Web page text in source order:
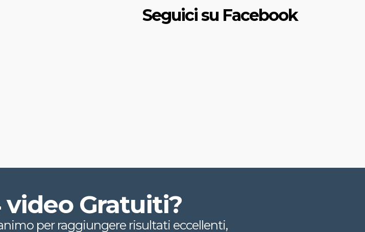
Seguici su Facebook
video Gratuiti?
per raggiungere risultati eccellenti,